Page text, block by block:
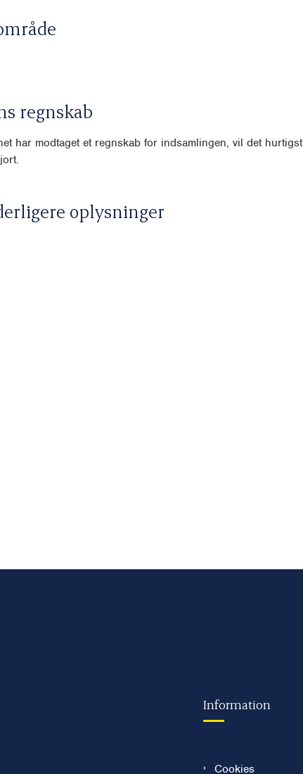
regnskab
har modtaget et regnskab for indsamlingen, vil det hurtigst
oplysninger
Information
Cookies